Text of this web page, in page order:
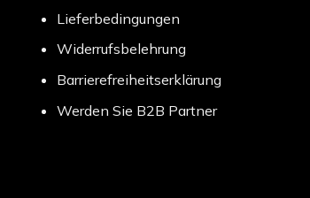
Lieferbedingungen
Widerrufsbelehrung
Barrierefreiheitserklärung
Werden Sie B2B Partner